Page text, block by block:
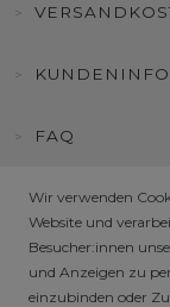
FAQ
HÄNDLER /
SICHERE
Wir verwenden
Website und
Besucher:innen
und Anzeigen zu
einzubinden oder